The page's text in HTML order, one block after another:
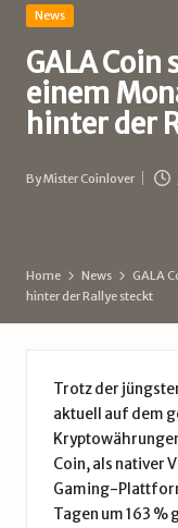
i
n
-
B
u
Posted
News
GALA
einem
hinter der
Posted
ByMister Coinlover
Home News
GALA
hinter der Rallye steckt
Trotz der
aktuell auf dem
Coin, als nativer
Gaming-
Tagen um 163 %